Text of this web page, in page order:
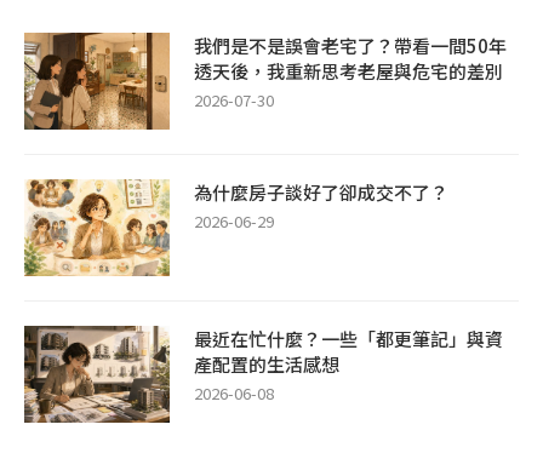
我們是不是誤會老宅了？帶看一間50年
透天後，我重新思考老屋與危宅的差別
2026-07-30
為什麼房子談好了卻成交不了？
2026-06-29
最近在忙什麼？一些「都更筆記」與資
產配置的生活感想
2026-06-08